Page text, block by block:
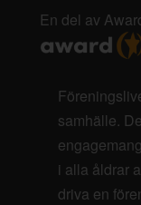
En del av
samhälle.
i alla åldrar
driva en